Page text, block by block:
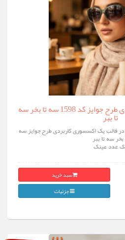
عینک آفتابی زنانه لنز دودی طرح جوایز کد 1598 سه تا بخر سه
تا ببر
در قالب یک اکسسوری کاربردی طرح جوایز سه
بخر سه تا ببر
عدد عینک
سبد خرید
جزئیات